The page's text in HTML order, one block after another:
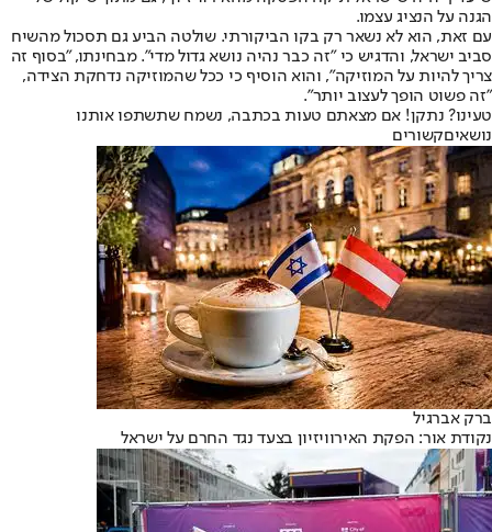
הגנה על הנציג עצמו.
עם זאת, הוא לא נשאר רק בקו הביקורתי. שולטה הביע גם תסכול מהשיח
סביב ישראל, והדגיש כי "זה כבר נהיה נושא גדול מדי". מבחינתו, "בסוף זה
צריך להיות על המוזיקה", והוא הוסיף כי ככל שהמוזיקה נדחקת הצידה,
"זה פשוט הופך לעצוב יותר".
טעינו? נתקן! אם מצאתם טעות בכתבה, נשמח שתשתפו אותנו
נושאיםקשורים
ברק אברגיל
נקודת אור: הפקת האירוויזיון בצעד נגד החרם על ישראל